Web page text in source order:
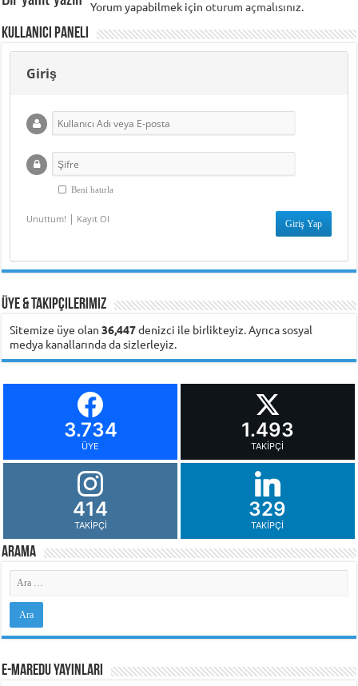
Yorum yapabilmek içinoturum açmalısınız.
Kullanıcı Paneli
Giriş
Beni hatırla
Unuttum! | Kayıt Ol
Üye & Takipçilerimiz
Sitemize üye olan36,447denizci ile birlikteyiz. Ayrıca sosyal
medya kanallarında da sizlerleyiz.
3.734
ÜYE
1.493
TAKIPÇI
414
TAKIPÇI
329
TAKIPÇI
Arama
e-MarEdu Yayınları